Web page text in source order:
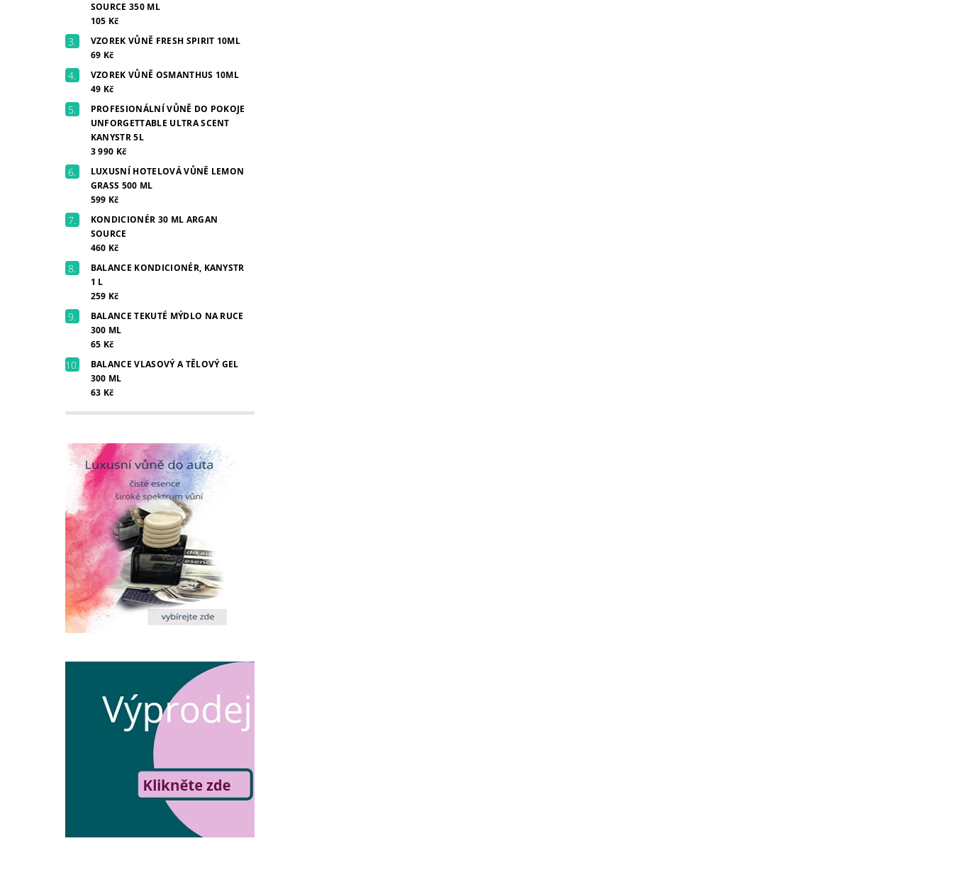
SOURCE 350 ML
105 Kč
VZOREK VŮNĚ FRESH SPIRIT 10ML
69 Kč
VZOREK VŮNĚ OSMANTHUS 10ML
49 Kč
PROFESIONÁLNÍ VŮNĚ DO POKOJE
UNFORGETTABLE ULTRA SCENT
KANYSTR 5L
3 990 Kč
LUXUSNÍ HOTELOVÁ VŮNĚ LEMON
GRASS 500 ML
599 Kč
KONDICIONÉR 30 ML ARGAN
SOURCE
460 Kč
BALANCE KONDICIONÉR, KANYSTR
1 L
259 Kč
BALANCE TEKUTÉ MÝDLO NA RUCE
300 ML
65 Kč
BALANCE VLASOVÝ A TĚLOVÝ GEL
300 ML
63 Kč